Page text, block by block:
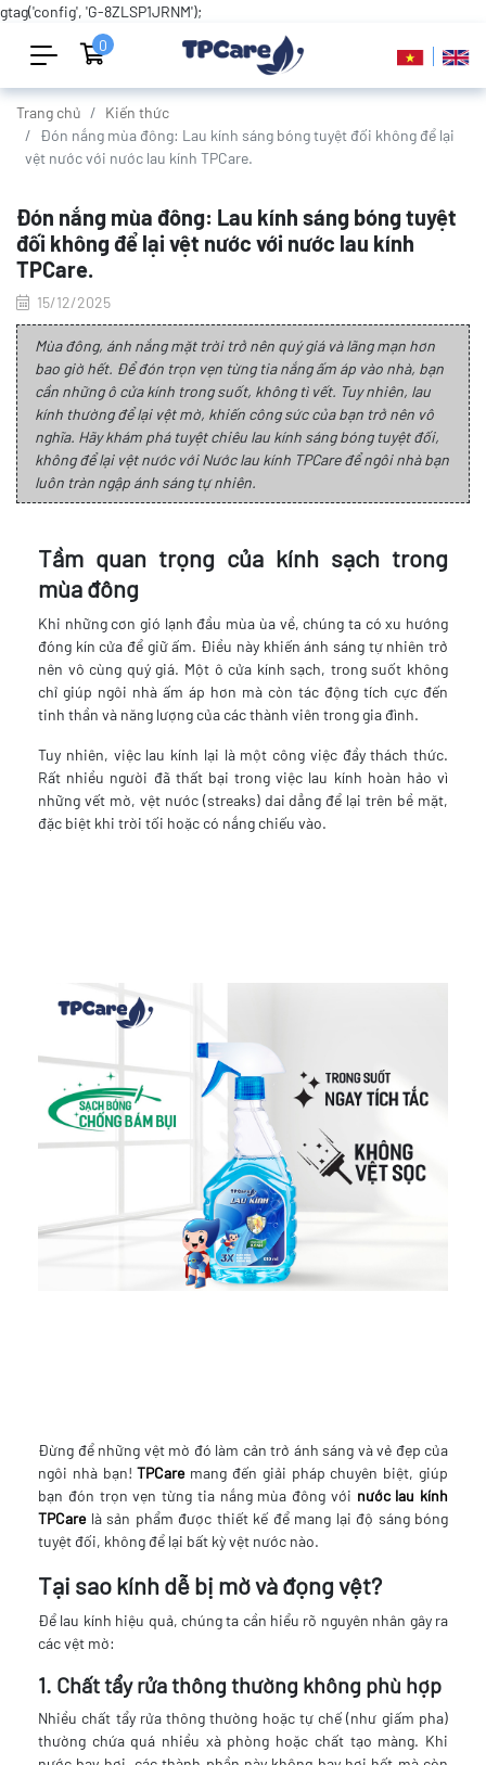
gtag('config', 'G-8ZLSP1JRNM');
0
Trang chủ
Kiến thức
Đón nắng mùa đông: Lau kính sáng bóng tuyệt đối không để lại
vệt nước với nước lau kính TPCare.
Đón nắng mùa đông: Lau kính sáng bóng tuyệt
đối không để lại vệt nước với nước lau kính
TPCare.
15/12/2025
Mùa đông, ánh nắng mặt trời trở nên quý giá và lãng mạn hơn
bao giờ hết. Để đón trọn vẹn từng tia nắng ấm áp vào nhà, bạn
cần những ô cửa kính trong suốt, không tì vết. Tuy nhiên, lau
kính thường để lại vệt mờ, khiến công sức của bạn trở nên vô
nghĩa. Hãy khám phá tuyệt chiêu lau kính sáng bóng tuyệt đối,
không để lại vệt nước với Nước lau kính TPCare để ngôi nhà bạn
luôn tràn ngập ánh sáng tự nhiên.
Tầm quan trọng của kính sạch trong
mùa đông
Khi những cơn gió lạnh đầu mùa ùa về, chúng ta có xu hướng
đóng kín cửa để giữ ấm. Điều này khiến ánh sáng tự nhiên trở
nên vô cùng quý giá. Một ô cửa kính sạch, trong suốt không
chỉ giúp ngôi nhà ấm áp hơn mà còn tác động tích cực đến
tinh thần và năng lượng của các thành viên trong gia đình.
Tuy nhiên, việc lau kính lại là một công việc đầy thách thức.
Rất nhiều người đã thất bại trong việc lau kính hoàn hảo vì
những vết mờ, vệt nước (streaks) dai dẳng để lại trên bề mặt,
đặc biệt khi trời tối hoặc có nắng chiếu vào.
Đừng để những vệt mờ đó làm cản trở ánh sáng và vẻ đẹp của
ngôi nhà bạn!TPCaremang đến giải pháp chuyên biệt, giúp
bạn đón trọn vẹn từng tia nắng mùa đông với nước lau kính
TPCarelà sản phẩm được thiết kế để mang lại độ sáng bóng
tuyệt đối, không để lại bất kỳ vệt nước nào.
Tại sao kính dễ bị mờ và đọng vệt?
Để lau kính hiệu quả, chúng ta cần hiểu rõ nguyên nhân gây ra
các vệt mờ:
1. Chất tẩy rửa thông thường không phù hợp
Nhiều chất tẩy rửa thông thường hoặc tự chế (như giấm pha)
thường chứa quá nhiều xà phòng hoặc chất tạo màng. Khi